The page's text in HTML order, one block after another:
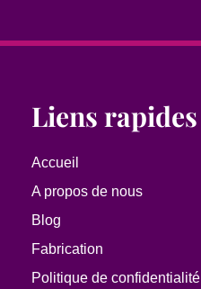
Liens rapides
Accueil
A propos de nous
Blog
Fabrication
Politique de confidentialité